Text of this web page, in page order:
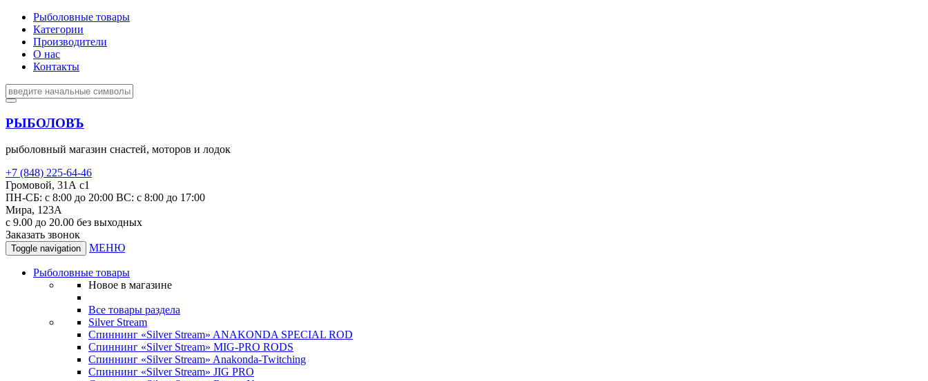
Рыболовные товары
Категории
Производители
О нас
Контакты
РЫБОЛОВЪ
рыболовный магазин снастей, моторов и лодок
+7 (848) 225-64-46
Громовой, 31А с1
ПН-СБ: с 8:00 до 20:00 ВС: с 8:00 до 17:00
Мира, 123А
с 9.00 до 20.00 без выходных
Заказать звонок
Toggle navigation МЕНЮ
Рыболовные товары
Новое в магазине
Все товары раздела
Silver Stream
Спиннинг «Silver Stream» ANAKONDA SPECIAL ROD
Спиннинг «Silver Stream» MIG-PRO RODS
Спиннинг «Silver Stream» Anakonda-Twitching
Спиннинг «Silver Stream» JIG PRO